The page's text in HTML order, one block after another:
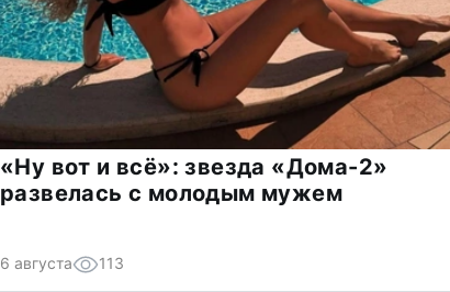
«Ну вот и всё»: звезда «Дома-2»
развелась с молодым мужем
6 августа 113